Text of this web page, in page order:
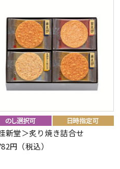
新堂＞炙り焼き詰合せ
円（税込）